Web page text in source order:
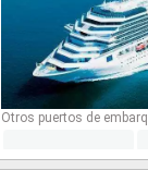
Otros puertos de